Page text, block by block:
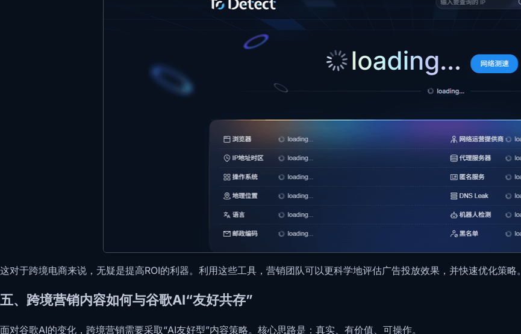
这对于跨境电商来说，无疑是提高ROI的利器。利用这些工具，营销团队可以更科学地评估广告投放效果，并快速优化策略。
五、跨境营销内容如何与谷歌AI“友好共存”
面对谷歌AI的变化，跨境营销需要采取“AI友好型”内容策略。核心思路是：真实、有价值、可操作。